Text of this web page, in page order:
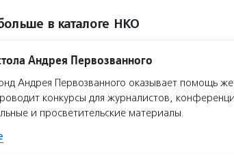
в каталоге НКО
Андрея Первозванного
Андрея Первозванного оказывает помощь
конкурсы для журналистов,
и просветительские материалы.